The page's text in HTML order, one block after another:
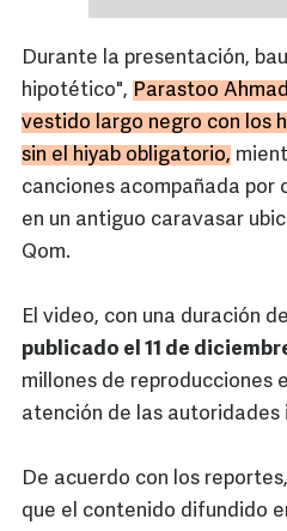
Durante la presentación,
hipotético", Parastoo
vestido largo negro con los
sin el hiyab obligatorio,
canciones acompañada por
en un antiguo caravasar
Qom.
El video, con una duración de
publicado el 11 de
millones de reproducciones
atención de las autoridades
De acuerdo con los
que el contenido difundido